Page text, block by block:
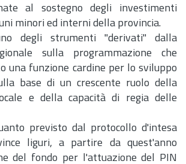
al sostegno degli investimenti
minori ed interni della provincia.
degli strumenti "derivati" dalla
sulla programmazione che
una funzione cardine per lo sviluppo
base di un crescente ruolo della
e della capacità di regia delle
previsto dal protocollo d'intesa
liguri, a partire da quest'anno
del fondo per l'attuazione del PIN